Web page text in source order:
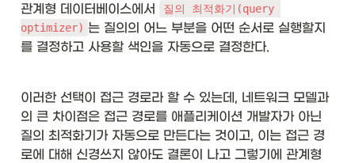
관계형 데이터베이스에서
질의 최적화기(query
optimizer) 는 질의의 어느 부분을 어떤 순서로 실행할지
를 결정하고 사용할 색인을 자동으로 결정한다.
이러한 선택이 접근 경로라 할 수 있는데, 네트워크 모델과
의 큰 차이점은 접근 경로를 애플리케이션 개발자가 아닌
질의 최적화기가 자동으로 만든다는 것이고, 이는 접근 경
로에 대해 신경쓰지 않아도 결론이 나고 그렇기에 관계형